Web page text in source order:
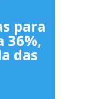
para
36%,
das